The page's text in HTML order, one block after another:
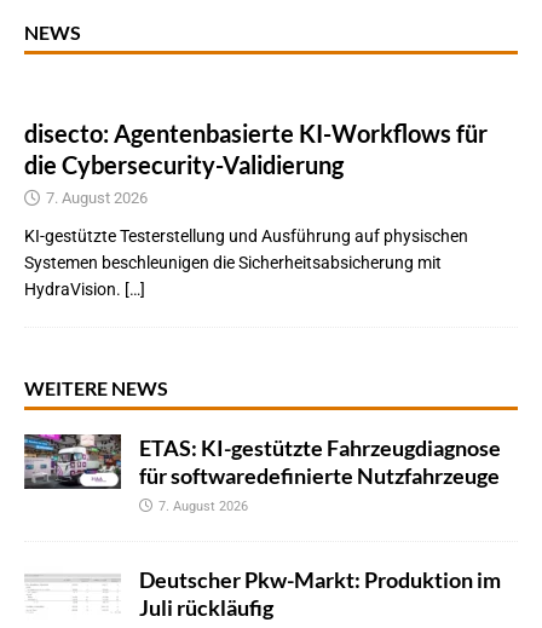
NEWS
disecto: Agentenbasierte KI-Workflows für
die Cybersecurity-Validierung
7. August 2026
KI-gestützte Testerstellung und Ausführung auf physischen
Systemen beschleunigen die Sicherheitsabsicherung mit
HydraVision. […]
WEITERE NEWS
ETAS: KI-gestützte Fahrzeugdiagnose
für softwaredefinierte Nutzfahrzeuge
7. August 2026
Deutscher Pkw-Markt: Produktion im
Juli rückläufig